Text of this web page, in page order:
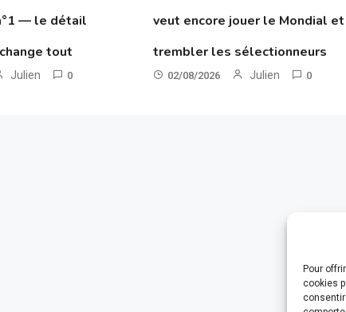
Pour
cookies
— le détail
tout
Julien 0
veut encore jouer le Mondial
trembler les sélectionneurs
02/08/2026 Julien 0